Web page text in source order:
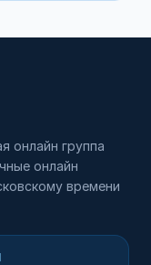
онлайн группа
онлайн
времени